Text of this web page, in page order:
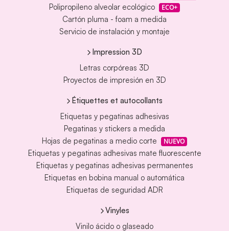
Polipropileno alveolar ecológico ECO+
Cartón pluma - foam a medida
Servicio de instalación y montaje
Impression 3D
Letras corpóreas 3D
Proyectos de impresión en 3D
Étiquettes et autocollants
Etiquetas y pegatinas adhesivas
Pegatinas y stickers a medida
Hojas de pegatinas a medio corte
NUEVO
Etiquetas y pegatinas adhesivas mate fluorescente
Etiquetas y pegatinas adhesivas permanentes
Etiquetas en bobina manual o automática
Etiquetas de seguridad ADR
Vinyles
Vinilo ácido o glaseado